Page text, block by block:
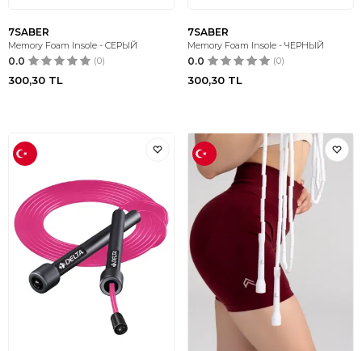
7SABER
Memory Foam Insole - СЕРЫЙ
0.0 (0)
300,30 TL
7SABER
Memory Foam Insole - ЧЕРНЫЙ
0.0 (0)
300,30 TL